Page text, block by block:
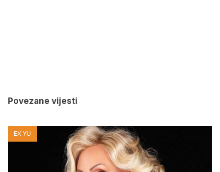
Povezane vijesti
EX YU